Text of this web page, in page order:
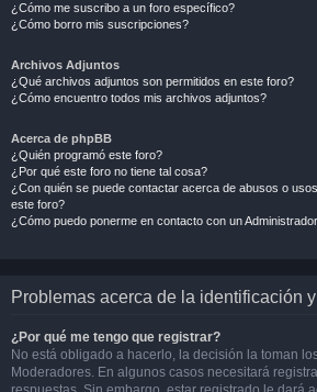
¿Cómo me suscribo a un foro específico?
¿Cómo borro mis suscripciones?
Archivos Adjuntos
¿Qué archivos adjuntos son permitidos en este foro?
¿Cómo encuentro todos mis archivos adjuntos?
Acerca de phpBB
¿Quién programó este foro?
¿Por qué este foro no tiene tal cosa?
¿Con quién se puede contactar acerca de abusos o
este foro?
¿Cómo puedo ponerme en contacto con un
Problemas acerca de la identificación
¿Por qué me tengo que registrar?
No está obligado a hacerlo, la decisión la toman
Moderadores. En algunos casos necesitará